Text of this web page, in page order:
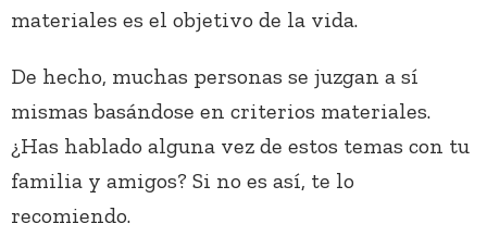
materiales es el objetivo de la vida.
De hecho, muchas personas se juzgan a sí
mismas basándose en criterios materiales.
¿Has hablado alguna vez de estos temas con tu
familia y amigos? Si no es así, te lo
recomiendo.